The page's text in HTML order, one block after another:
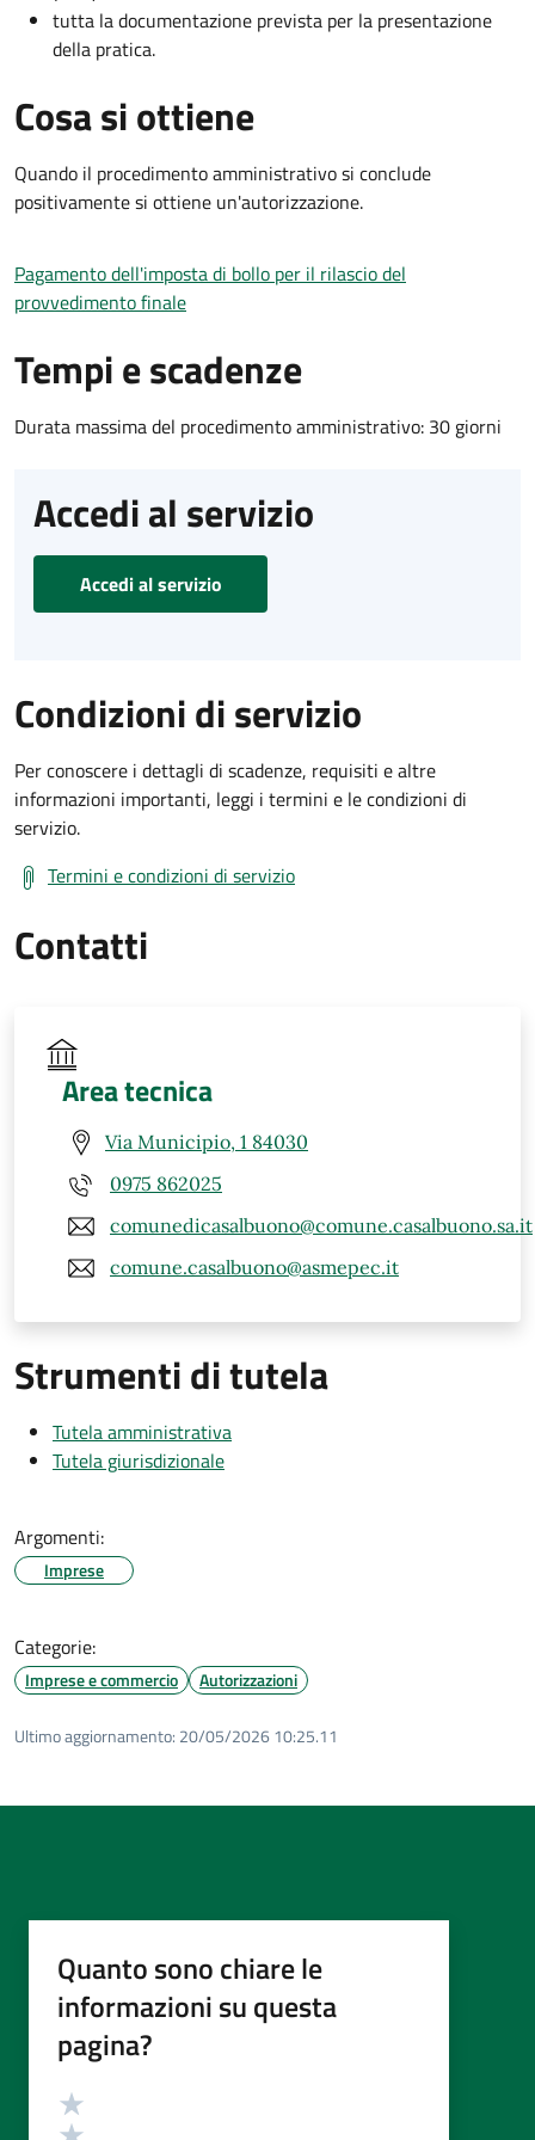
tutta la documentazione prevista per la presentazione
della pratica.
Cosa si ottiene
Quando il procedimento amministrativo si conclude
positivamente si ottiene un'autorizzazione.
Pagamento dell'imposta di bollo per il rilascio del
provvedimento finale
Tempi e scadenze
Durata massima del procedimento amministrativo: 30 giorni
Accedi al servizio
Accedi al servizio
Condizioni di servizio
Per conoscere i dettagli di scadenze, requisiti e altre
informazioni importanti, leggi i termini e le condizioni di
servizio.
Termini e condizioni di servizio
Contatti
Area tecnica
Via Municipio, 1 84030
0975 862025
comunedicasalbuono@comune.casalbuono.sa.it
comune.casalbuono@asmepec.it
Strumenti di tutela
Tutela amministrativa
Tutela giurisdizionale
Argomenti:
Imprese
Categorie:
Imprese e commercio Autorizzazioni
Ultimo aggiornamento: 20/05/2026 10:25.11
Quanto sono chiare le
informazioni su questa
pagina?
Valutazione